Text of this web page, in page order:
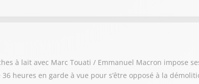
à lait avec Marc Touati / Emmanuel Macron impose
heures en garde à vue pour s’être opposé à la